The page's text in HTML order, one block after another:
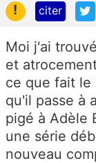
!
citer
Moi j'ai
et
ce que fait le
qu'il passe à
pigé à Adèle
une série
nouveau